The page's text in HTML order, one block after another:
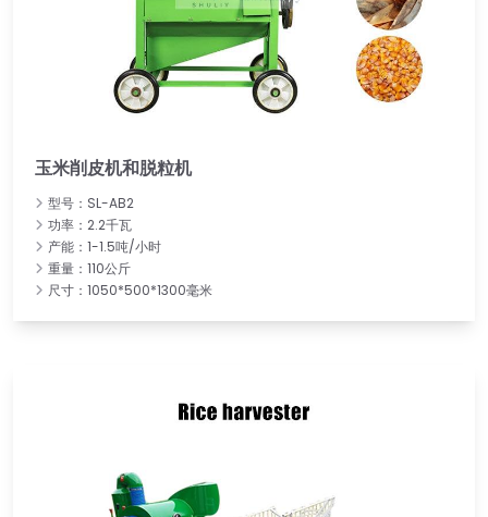
玉米削皮机和脱粒机
型号：SL-AB2
功率：2.2千瓦
产能：1-1.5吨/小时
重量：110公斤
尺寸：1050*500*1300毫米